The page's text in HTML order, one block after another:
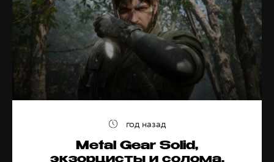
Metal Gear Solid,
год назад